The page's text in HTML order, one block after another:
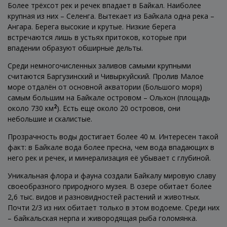
Более трёхсот рек и речек впадает в Байкал. Наиболее
крупная из них – Селенга. Вытекает из Байкала одна река –
Ангара. Берега высокие и крутые. Низкие берега
встречаются лишь в устьях притоков, которые при
впадении образуют обширные дельты.
Среди немногочисленных заливов самыми крупными
считаются Баргузинский и Чивыркуйский. Пролив Малое
море отдалён от основной акватории (Большого моря)
самым большим на Байкале островом – Ольхон (площадь
около 730 км2). Есть еще около 20 островов, они
небольшие и скалистые.
Прозрачность воды достигает более 40 м. Интересен такой
факт: в Байкале вода более пресна, чем вода впадающих в
него рек и речек, и минерализация её убывает с глубиной.
Уникальная флора и фауна создали Байкалу мировую славу
своеобразного природного музея. В озере обитает более
2,6 тыс. видов и разновидностей растений и животных.
Почти 2/3 из них обитает только в этом водоеме. Среди них
– байкальская нерпа и живородящая рыба голомянка.